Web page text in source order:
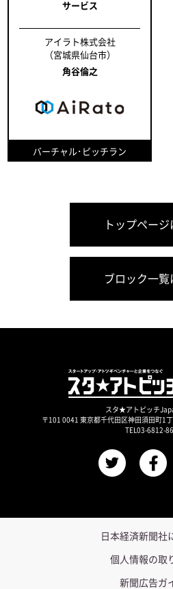
サービス
アイラト株式会社
（宮城県仙台市）
角谷倫之
バーチャル･ピッチラン
トップページ
ブロック一覧
スタ★アトピッチ
〒101 0041 東京都千代田区神田須田町1
TEL03-6812-
日本経済新聞社
個人情報の取
新聞広告ガ